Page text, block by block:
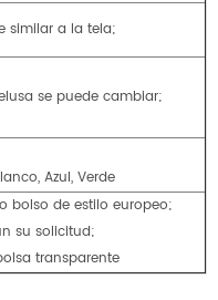
similar a la tela;
se puede cambiar;
Azul, Verde
bolso de estilo europeo;
su solicitud;
transparente